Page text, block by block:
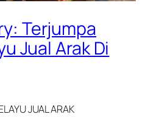
Terjumpa
Jual Arak Di
JUAL ARAK